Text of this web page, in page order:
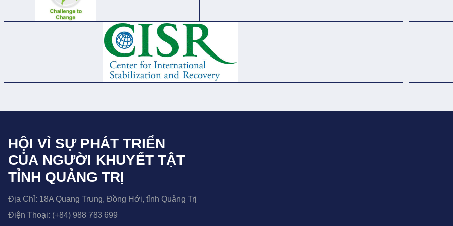
HỘI VÌ SỰ PHÁT TRIỂN
CỦA NGƯỜI KHUYẾT TẬT
TỈNH QUẢNG TRỊ
Địa Chỉ: 18A Quang Trung, Đồng Hới, tỉnh Quảng Trị
Điện Thoại: (+84) 988 783 699